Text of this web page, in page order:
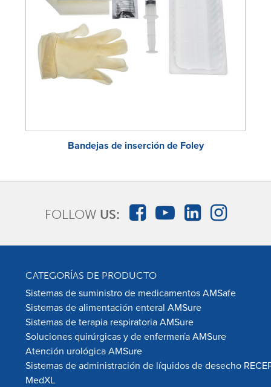
Bandejas de inserción de Foley
FOLLOW US:
CATEGORÍAS DE PRODUCTO
Sistemas de suministro de medicamentos AMSafe
Sistemas de alimentación enteral AMSure
Sistemas de terapia respiratoria AMSure
Soluciones quirúrgicas y de enfermería AMSure
Atención urológica AMSure
Sistemas de administración de líquidos de desecho
MedXL